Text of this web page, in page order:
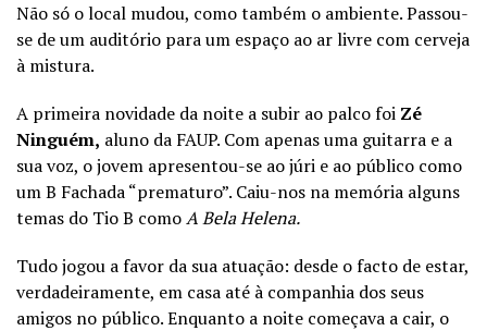
Não só o local mudou, como também o ambiente. Passou-
se de um auditório para um espaço ao ar livre com cerveja
à mistura.
A primeira novidade da noite a subir ao palco foi Zé
Ninguém, aluno da FAUP. Com apenas uma guitarra e a
sua voz, o jovem apresentou-se ao júri e ao público como
um B Fachada “prematuro”. Caiu-nos na memória alguns
temas do Tio B comoA Bela Helena.
Tudo jogou a favor da sua atuação: desde o facto de estar,
verdadeiramente, em casa até à companhia dos seus
amigos no público. Enquanto a noite começava a cair, o